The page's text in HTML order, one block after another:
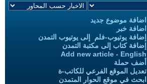
اضافة موضوع جديد
اضافة خبر
إضافة يوتيوب-فلم إلى يوتيوب التمدن
إضافة كتاب إلى مكتبة التمدن
Add new article - English
أضف حملة
تعديل الموقع الفرعي للكاتب-ة
ابحث في موقع الحوار المتمدن